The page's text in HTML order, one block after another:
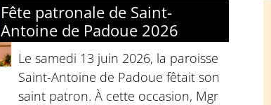
Fête patronale de Saint-
Antoine de Padoue 2026
Le samedi 13 juin 2026, la paroisse
Saint-Antoine de Padoue fêtait son
saint patron. À cette occasion, Mgr